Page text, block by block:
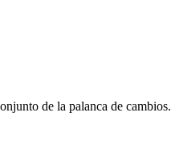
de la palanca de cambios.